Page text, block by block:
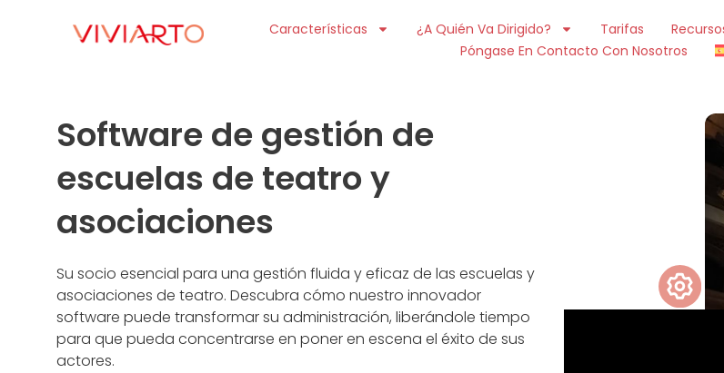
Características ¿A Quién Va Dirigido? Tarifas
Póngase En Contacto Con Nosotros
Software de gestión de
escuelas de teatro y
asociaciones
Su socio esencial para una gestión fluida y eficaz de las escuelas y
asociaciones de teatro. Descubra cómo nuestro innovador
software puede transformar su administración, liberándole tiempo
para que pueda concentrarse en poner en escena el éxito de sus
actores.